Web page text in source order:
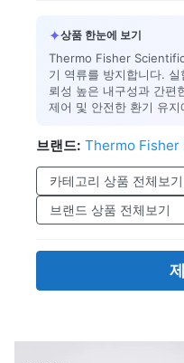
✦상품 한눈에 보기
Thermo Fisher
기 역류를 방지합니다.
뢰성 높은 내구성과 간편
제어 및 안전한 환기 유지
브랜드: Thermo
카테고리 상품 전체보기
브랜드 상품 전체보기